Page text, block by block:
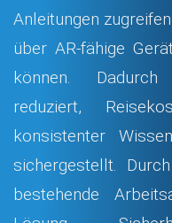
Anleitungen
über AR-fähige
können. Dadurch
reduziert,
konsistenter
sichergestellt.
bestehende